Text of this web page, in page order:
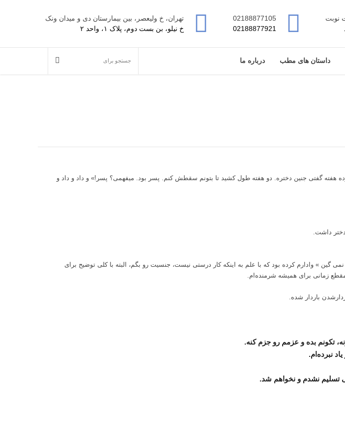
نوبت
02188877105
02188877921
تهران، خ ولیعصر، بین بیمارستان دی و میدان ونک
خ نیلو، بن بست دوم، پلاک ۱، واحد ۲
داستان های مطب درباره ما
هفته گفتی جنین دختره. دو هفته طول کشید تا بتونم سقطش کنم. پسر بود. میفهمی؟ پسر!» و داد و داد و
دختر داشت.
گین » وادارم کرده بود که با علم به اینکه کار درستی نیست، جنسیت رو بگم، البته با کلی توضیح برای
زمانی برای همیشه شرمنده‌ام.
باردار شده.
تکونم بده و عزمم رو جزم کنه.
نبرده‌ام.
تسلیم نشدم و نخواهم شد.